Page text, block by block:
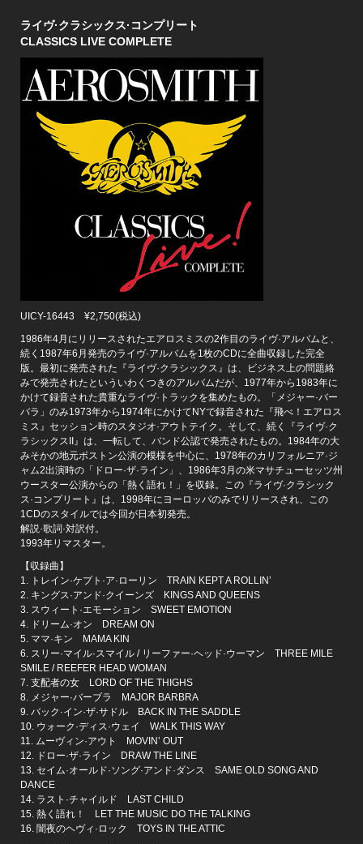
ライヴ·クラシックス·コンプリート
CLASSICS LIVE COMPLETE
UICY-16443 ¥2,750(税込)
1986年4月にリリースされたエアロスミスの2作目のライヴ·アルバムと、
続く1987年6月発売のライヴ·アルバムを1枚のCDに全曲収録した完全
版。最初に発売された『ライヴ·クラシックス』は、ビジネス上の問題絡
みで発売されたといういわくつきのアルバムだが、1977年から1983年に
かけて録音された貴重なライヴ·トラックを集めたもの。「メジャー·バー
バラ」のみ1973年から1974年にかけてNYで録音された『飛べ！エアロス
ミス』セッション時のスタジオ·アウトテイク。そして、続く『ライヴ·ク
ラシックスII』は、一転して、バンド公認で発売されたもの。1984年の大
みそかの地元ボストン公演の模様を中心に、1978年のカリフォルニア·ジ
ャム2出演時の「ドロー·ザ·ライン」、1986年3月の米マサチューセッツ州
ウースター公演からの「熱く語れ！」を収録。この『ライヴ·クラシック
ス·コンプリート』は、1998年にヨーロッパのみでリリースされ、この
1CDのスタイルでは今回が日本初発売。
解説·歌詞·対訳付。
1993年リマスター。
【収録曲】
1. トレイン·ケプト·ア·ローリン TRAIN KEPT A ROLLIN’
2. キングス·アンド·クイーンズ KINGS AND QUEENS
3. スウィート·エモーション SWEET EMOTION
4. ドリーム·オン DREAM ON
5. ママ·キン MAMA KIN
6. スリー·マイル·スマイル / リーファー·ヘッド·ウーマン THREE MILE
SMILE / REEFER HEAD WOMAN
7. 支配者の女 LORD OF THE THIGHS
8. メジャー·バーブラ MAJOR BARBRA
9. バック·イン·ザ·サドル BACK IN THE SADDLE
10. ウォーク·ディス·ウェイ WALK THIS WAY
11. ムーヴィン·アウト MOVIN’ OUT
12. ドロー·ザ·ライン DRAW THE LINE
13. セイム·オールド·ソング·アンド·ダンス SAME OLD SONG AND
DANCE
14. ラスト·チャイルド LAST CHILD
15. 熱く語れ！ LET THE MUSIC DO THE TALKING
16. 闇夜のヘヴィ·ロック TOYS IN THE ATTIC